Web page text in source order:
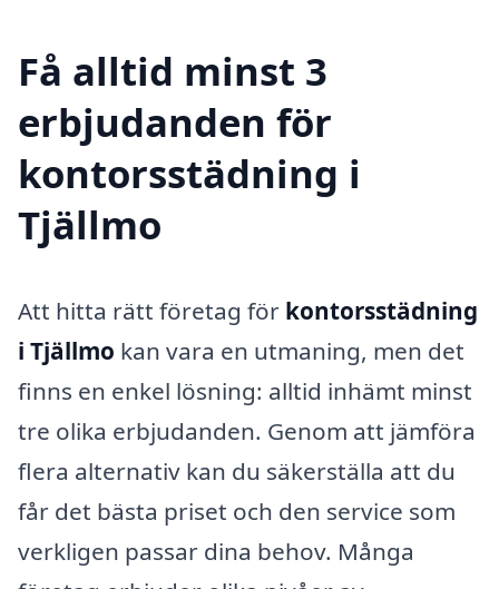
Få alltid minst 3
erbjudanden för
kontorsstädning i
Tjällmo
Att hitta rätt företag för kontorsstädning
i Tjällmo kan vara en utmaning, men det
finns en enkel lösning: alltid inhämt minst
tre olika erbjudanden. Genom att jämföra
flera alternativ kan du säkerställa att du
får det bästa priset och den service som
verkligen passar dina behov. Många